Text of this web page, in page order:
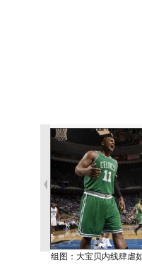
组图：大宝贝内线肆虐